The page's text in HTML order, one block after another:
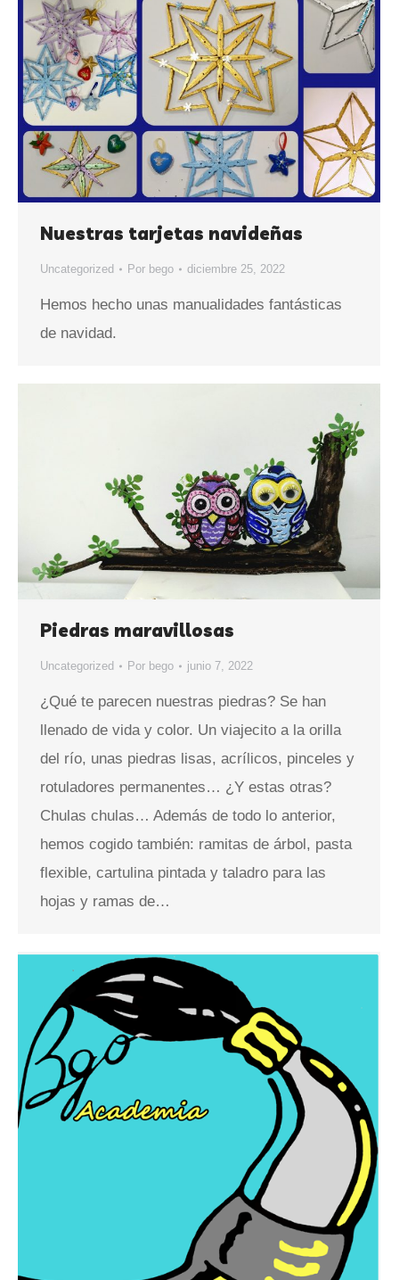
Nuestras tarjetas navideñas
Uncategorized Por bego diciembre 25, 2022
Hemos hecho unas manualidades fantásticas
de navidad.
Piedras maravillosas
Uncategorized Por bego junio 7, 2022
¿Qué te parecen nuestras piedras? Se han
llenado de vida y color. Un viajecito a la orilla
del río, unas piedras lisas, acrílicos, pinceles y
rotuladores permanentes… ¿Y estas otras?
Chulas chulas… Además de todo lo anterior,
hemos cogido también: ramitas de árbol, pasta
flexible, cartulina pintada y taladro para las
hojas y ramas de…